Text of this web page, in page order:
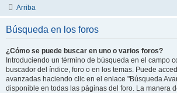
Arriba
Búsqueda en los foros
¿Cómo se puede buscar en uno o varios foros?
Introduciendo un término de búsqueda en el campo
buscador del índice, foro o en los temas. Puede
avanzadas haciendo clic en el enlace "Búsqueda
disponible en todas las páginas del foro. La manera